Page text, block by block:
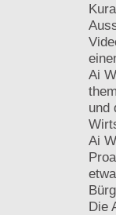
Ai
und
Ai
Die